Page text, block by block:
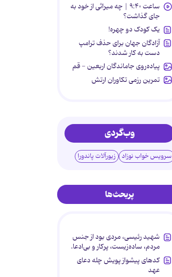
ساعت ۹:۴۰ | چه میراثی از خود به
جای گذاشت؟
یک کودک دو چهره!
آزادگان جهان برای حذف ترامپ
دست به کار شدند؟
پیاده‌روی جاماندگان اربعین - قم
تمرین رزمی تکاوران ارتش
وب‌گردی
سرویس خواب نوزاد زیورآلات پاندورا
پربحث‌ها
شهید رئیسی، مردی بود از جنس
مردم، ساده‌زیست، پرکار و بی‌ادعا.
کدهای پیشواز پویش چله دعای
عهد